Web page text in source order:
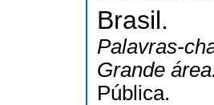
Brasil.
Palavras-
Grande
Pública.